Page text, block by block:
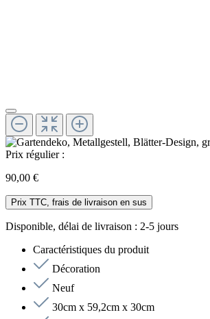
Prix régulier :
90,00 €
Prix TTC, frais de livraison en sus
Disponible, délai de livraison : 2-5 jours
Caractéristiques du produit
Décoration
Neuf
30cm x 59,2cm x 30cm